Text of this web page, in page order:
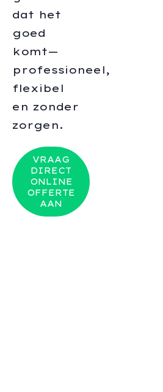
dat het
goed
komt—
professioneel,
flexibel
en zonder
zorgen.
VRAAG
DIRECT
ONLINE
OFFERTE
AAN